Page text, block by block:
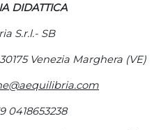
DIDATTICA
S.r.l.- SB
Venezia Marghera (VE)
0418653238